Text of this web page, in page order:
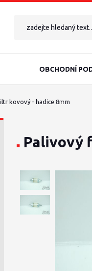
OBCHODNÍ
kovový - hadice 8mm
Palivový